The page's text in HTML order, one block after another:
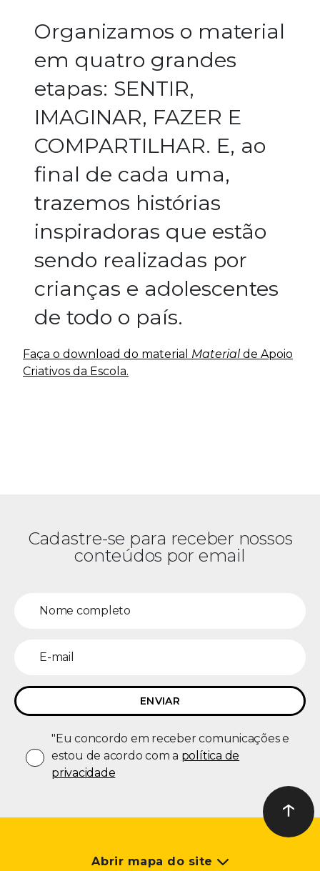
Organizamos o material
em quatro grandes
etapas: SENTIR,
IMAGINAR, FAZER E
COMPARTILHAR. E, ao
final de cada uma,
trazemos histórias
inspiradoras que estão
sendo realizadas por
crianças e adolescentes
de todo o país.
Faça o download do material Material de Apoio
Criativos da Escola.
Cadastre-se para receber nossos
conteúdos por email
"Eu concordo em receber comunicações e
estou de acordo com a política de
privacidade
Ir ao
↑
Abrir mapa do site